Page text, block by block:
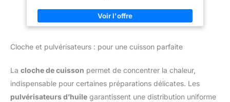
Dimensions compactes 12 x 12 cm – pratique pour le rangement
et adaptée à toutes les tailles de récipients Facile d’entretien et
compatible lave-vaisselle – hygiénique et durable, conçue
Cloche et pulvérisateurs : pour une cuisson parfaite
La cloche de cuisson permet de concentrer la chaleur,
indispensable pour certaines préparations délicates. Les
pulvérisateurs d’huile garantissent une distribution uniforme